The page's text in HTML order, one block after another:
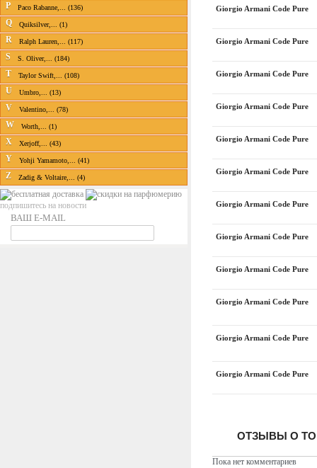
P Paco Rabanne,... (136)
Q Quiksilver,... (1)
R Ralph Lauren,... (117)
S S. Oliver,... (184)
T Taylor Swift,... (108)
U Umbro,... (13)
V Valentino,... (78)
W Worth,... (1)
X Xerjoff,... (43)
Y Yohji Yamamoto,... (41)
Z Zadig & Voltaire,... (4)
подпишитесь на новости
ВАШ E-MAIL
Giorgio Armani Code Pure
Giorgio Armani Code Pure
Giorgio Armani Code Pure
Giorgio Armani Code Pure
Giorgio Armani Code Pure
Giorgio Armani Code Pure
Giorgio Armani Code Pure
Giorgio Armani Code Pure
Giorgio Armani Code Pure
Giorgio Armani Code Pure
Giorgio Armani Code Pure
Giorgio Armani Code Pure
ОТЗЫВЫ О
Пока нет комментариев